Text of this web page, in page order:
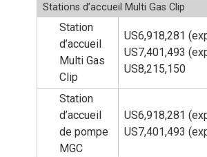
Stations d’accueil Multi Gas Clip
Station
d’accueil
Multi Gas
Clip
US6,918,281
US7,401,493
US8,215,150
Station
d’accueil
de pompe
MGC
US6,918,281
US7,401,493